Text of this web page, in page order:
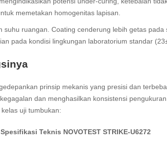
memetakan homogenitas lapisan.
suhu ruangan. Coating cenderung lebih getas
pada kondisi lingkungan laboratorium standar
prinsip mekanis yang presisi dan
dan menghasilkan konsistensi
uji tumbukan:
Teknis NOVOTEST STRIKE-U6272